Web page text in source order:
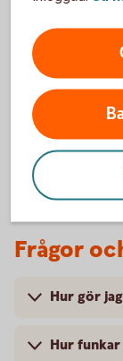
Följ
Frågor
Hur gör
Hur